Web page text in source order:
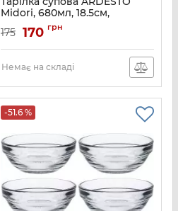
Midori, 680мл, 18.5см,
кераміка, білий
Артикул: AR0118MW
175 170 грн
Немає на складі
-51.6 %